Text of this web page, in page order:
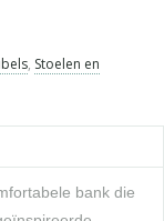
, Stoelen en
bank die